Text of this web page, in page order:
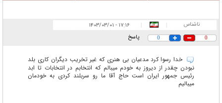
ناشناس ۱۷:۱۶ - ۱۴۰۳/۰۳/۰۱
0
0 پاسخ
خدا رسوا کرد مدعیان بی هنری که غیر تخریب دیگران کاری بلد
نبودن چقدر از دیروز به خودم میبالم که انتخابم در انتخابات تا ابد
رئیس جمهور ایران است حاج آقا ما رو سربلند کردی به خودمان
میبالیم